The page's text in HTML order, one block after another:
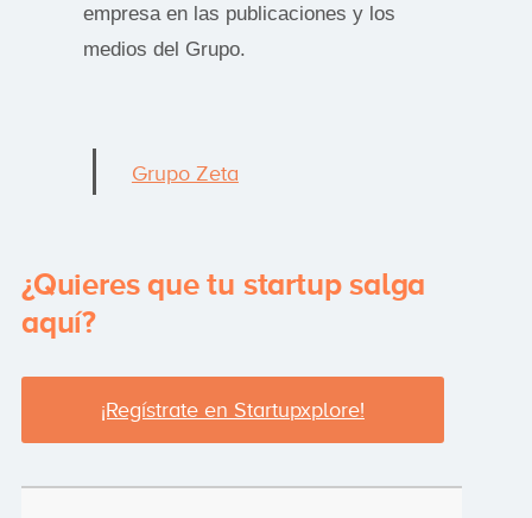
empresa en las publicaciones y los
medios del Grupo.
Grupo Zeta
¿Quieres que tu startup salga
aquí?
¡Regístrate en Startupxplore!